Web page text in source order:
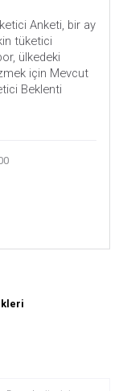
Anketi, bir ay
tüketici
ülkedeki
için Mevcut
Beklenti